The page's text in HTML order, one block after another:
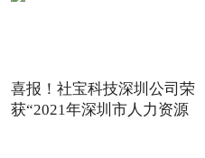
喜报！社宝科技深圳公司荣
获“2021年深圳市人力资源